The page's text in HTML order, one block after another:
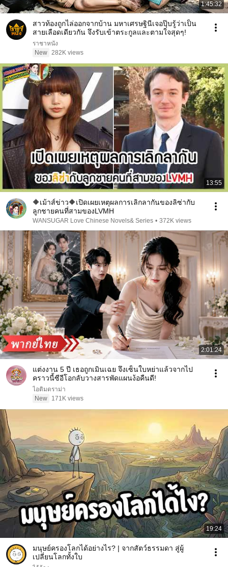
1:45:32
สาวท้องถูกไล่ออกจากบ้าน มหาเศรษฐินีเจอปุ๊บรู้ว่าเป็น
สายเลือดเดียวกัน จึงรับเข้าตระกูลและตามใจสุดๆ!
ราชาหนัง
New 282K views
13:55
🔶เม้าส์ข่าว🔶เปิดเผยเหตุผลการเลิกลากันของลิซ่ากับ
ลูกชายคนที่สามของLVMH
WANSUGAR Love Chinese Novels& Series • 372K views
2:01:24
แต่งงาน 5 ปี เธอถูกเมินเฉย จึงเซ็นใบหย่าแล้วจากไป
คราวนี้ซีอีโอกลับวางสารพัดแผนง้อคืนดี!
ไอติมดราม่า
New
171K views
19:24
มนุษย์ครองโลกได้อย่างไร? | จากสัตว์ธรรมดา สู่ผู้
เปลี่ยนโลกทั้งใบ